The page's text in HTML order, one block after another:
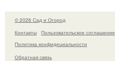
© 2026 Сад и Огород
Контакты
Пользовательское соглашение
Политика конфидециальности
Обратная связь